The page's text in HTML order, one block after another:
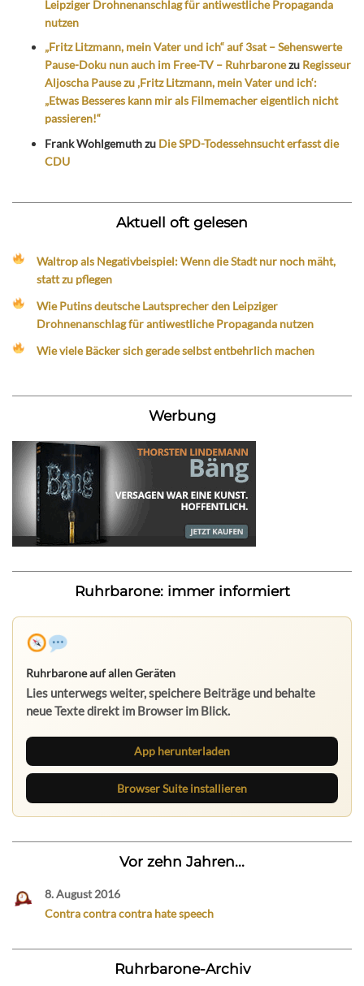
Leipziger Drohnenanschlag für antiwestliche Propaganda
nutzen
„Fritz Litzmann, mein Vater und ich“ auf 3sat – Sehenswerte
Pause-Doku nun auch im Free-TV – Ruhrbaronezu Regisseur
Aljoscha Pause zu ‚Fritz Litzmann, mein Vater und ich‘:
„Etwas Besseres kann mir als Filmemacher eigentlich nicht
passieren!“
Frank Wohlgemuthzu Die SPD-Todessehnsucht erfasst die
CDU
Aktuell oft gelesen
Waltrop als Negativbeispiel: Wenn die Stadt nur noch mäht,
statt zu pflegen
Wie Putins deutsche Lautsprecher den Leipziger
Drohnenanschlag für antiwestliche Propaganda nutzen
Wie viele Bäcker sich gerade selbst entbehrlich machen
Werbung
Ruhrbarone: immer informiert
Ruhrbarone auf allen Geräten
Lies unterwegs weiter, speichere Beiträge und behalte
neue Texte direkt im Browser im Blick.
App herunterladen
Browser Suite installieren
Vor zehn Jahren...
8. August 2016
Contra contra contra hate speech
Ruhrbarone-Archiv